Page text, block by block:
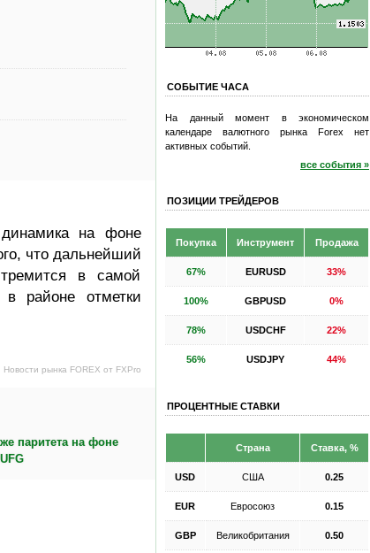
на фоне
что дальнейший
в самой
в районе отметки
Новости рынка FOREX от FXPro
паритета на фоне
СОБЫТИЕ ЧАСА
На данный момент в экономическом
календаре валютного рынка Forex нет
активных событий.
все события »
ПОЗИЦИИ ТРЕЙДЕРОВ
Покупка Инструмент Продажа
67% EURUSD 33%
100% GBPUSD 0%
78% USDCHF 22%
56% USDJPY 44%
ПРОЦЕНТНЫЕ СТАВКИ
Страна Ставка, %
USD США 0.25
EUR Евросоюз 0.15
GBP Великобритания 0.50